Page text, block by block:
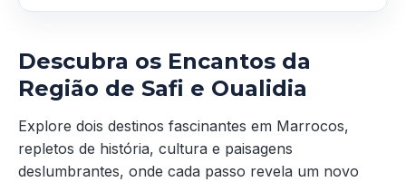
Descubra os Encantos da
Região de Safi e Oualidia
Explore dois destinos fascinantes em Marrocos,
repletos de história, cultura e paisagens
deslumbrantes, onde cada passo revela um novo